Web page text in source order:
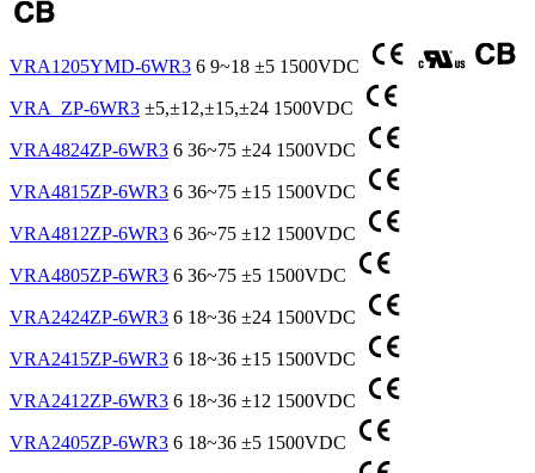
VRA1205YMD-6WR3 6 9~18 ±5 1500VDC
VRA_ZP-6WR3 ±5,±12,±15,±24 1500VDC
VRA4824ZP-6WR3 6 36~75 ±24 1500VDC
VRA4815ZP-6WR3 6 36~75 ±15 1500VDC
VRA4812ZP-6WR3 6 36~75 ±12 1500VDC
VRA4805ZP-6WR3 6 36~75 ±5 1500VDC
VRA2424ZP-6WR3 6 18~36 ±24 1500VDC
VRA2415ZP-6WR3 6 18~36 ±15 1500VDC
VRA2412ZP-6WR3 6 18~36 ±12 1500VDC
VRA2405ZP-6WR3 6 18~36 ±5 1500VDC